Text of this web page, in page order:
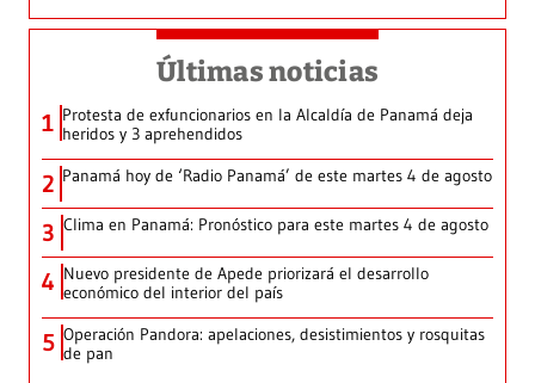
Últimas noticias
1 Protesta de exfuncionarios en la Alcaldía de Panamá deja
heridos y 3 aprehendidos
2 Panamá hoy de ‘Radio Panamá’ de este martes 4 de agosto
3 Clima en Panamá: Pronóstico para este martes 4 de agosto
4 Nuevo presidente de Apede priorizará el desarrollo
económico del interior del país
5 Operación Pandora: apelaciones, desistimientos y rosquitas
de pan